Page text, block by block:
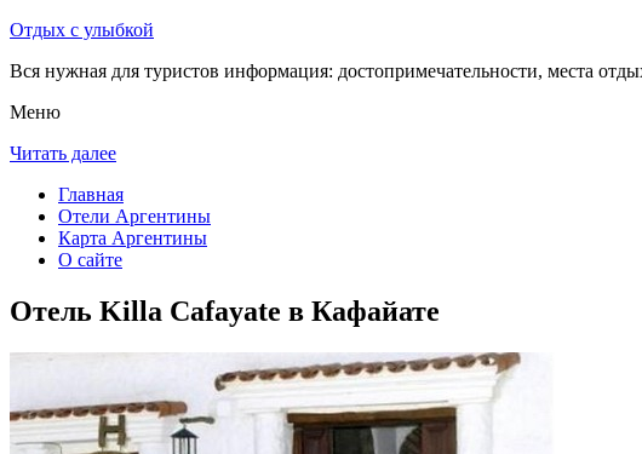
Отдых с улыбкой
Вся нужная для туристов информация: достопримечательности, места
Меню
Читать далее
Главная
Отели Аргентины
Карта Аргентины
О сайте
Отель Killa Cafayate в Кафайате